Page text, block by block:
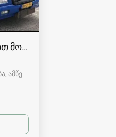
მომსახურება
ამწე